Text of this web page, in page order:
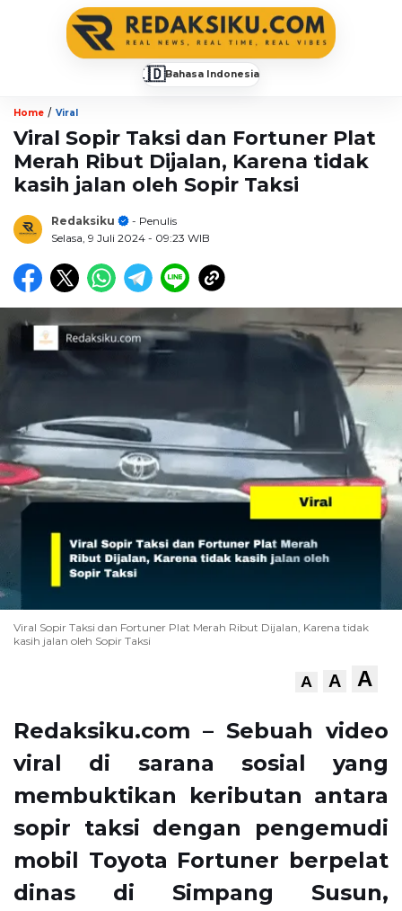
🇮🇩Bahasa Indonesia
Home / Viral
Viral Sopir Taksi dan Fortuner Plat
Merah Ribut Dijalan, Karena tidak
kasih jalan oleh Sopir Taksi
Redaksiku
- Penulis
Selasa, 9 Juli 2024 - 09:23 WIB
Viral Sopir Taksi dan Fortuner Plat Merah Ribut Dijalan, Karena tidak
kasih jalan oleh Sopir Taksi
A A A
Redaksiku.com – Sebuah video
viral di sarana sosial yang
membuktikan keributan antara
sopir taksi dengan pengemudi
mobil Toyota Fortuner berpelat
dinas di Simpang Susun,